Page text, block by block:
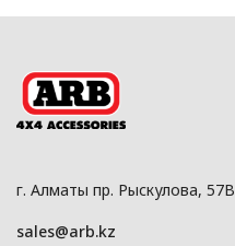
г. Алматы пр. Рыскулова, 57В
sales@arb.kz